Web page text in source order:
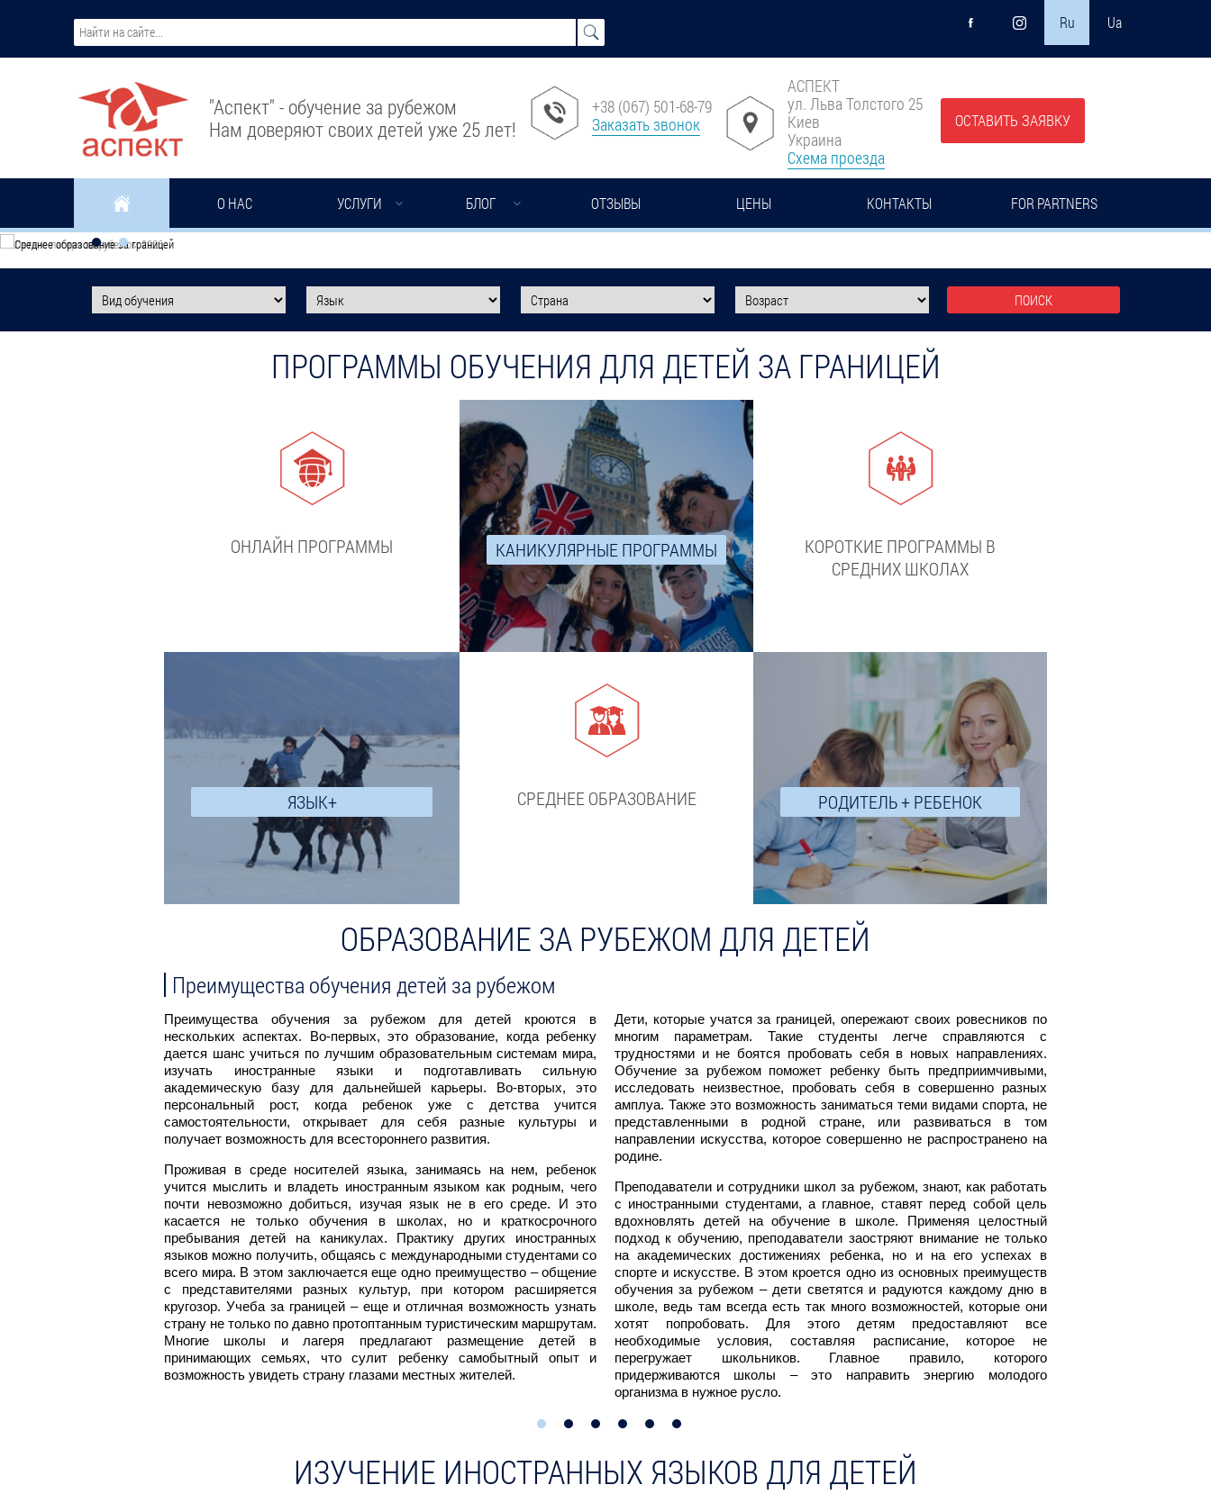
Ru Ua
"Аспект" - обучение за рубежом
Нам доверяют своих детей уже 25 лет!
+38 (067) 501-68-79
Заказать звонок
АСПЕКТ
ул. Льва Толстого 25
Киев
Украина
Схема проезда
ОСТАВИТЬ ЗАЯВКУ
О НАС УСЛУГИ БЛОГ ОТЗЫВЫ ЦЕНЫ КОНТАКТЫ FOR PARTNERS
ПРОГРАММЫ ОБУЧЕНИЯ ДЛЯ ДЕТЕЙ ЗА ГРАНИЦЕЙ
ОНЛАЙН ПРОГРАММЫ КАНИКУЛЯРНЫЕ ПРОГРАММЫ
КОРОТКИЕ ПРОГРАММЫ В
СРЕДНИХ ШКОЛАХ
ЯЗЫК+ СРЕДНЕЕ ОБРАЗОВАНИЕ РОДИТЕЛЬ + РЕБЕНОК
ОБРАЗОВАНИЕ ЗА РУБЕЖОМ ДЛЯ ДЕТЕЙ
Преимущества обучения детей за рубежом
Преимущества обучения за рубежом для детей кроются в
нескольких аспектах. Во-первых, это образование, когда ребенку
дается шанс учиться по лучшим образовательным системам мира,
изучать иностранные языки и подготавливать сильную
академическую базу для дальнейшей карьеры. Во-вторых, это
персональный рост, когда ребенок уже с детства учится
самостоятельности, открывает для себя разные культуры и
получает возможность для всестороннего развития.
Проживая в среде носителей языка, занимаясь на нем, ребенок
учится мыслить и владеть иностранным языком как родным, чего
почти невозможно добиться, изучая язык не в его среде. И это
касается не только обучения в школах, но и краткосрочного
пребывания детей на каникулах. Практику других иностранных
языков можно получить, общаясь с международными студентами со
всего мира. В этом заключается еще одно преимущество – общение
с представителями разных культур, при котором расширяется
кругозор. Учеба за границей – еще и отличная возможность узнать
страну не только по давно протоптанным туристическим маршрутам.
Многие школы и лагеря предлагают размещение детей в
принимающих семьях, что сулит ребенку самобытный опыт и
возможность увидеть страну глазами местных жителей.
Дети, которые учатся за границей, опережают своих ровесников по
многим параметрам. Такие студенты легче справляются с
трудностями и не боятся пробовать себя в новых направлениях.
Обучение за рубежом поможет ребенку быть предприимчивыми,
исследовать неизвестное, пробовать себя в совершенно разных
амплуа. Также это возможность заниматься теми видами спорта, не
представленными в родной стране, или развиваться в том
направлении искусства, которое совершенно не распространено на
родине.
Преподаватели и сотрудники школ за рубежом, знают, как работать
с иностранными студентами, а главное, ставят перед собой цель
вдохновлять детей на обучение в школе. Применяя целостный
подход к обучению, преподаватели заостряют внимание не только
на академических достижениях ребенка, но и на его успехах в
спорте и искусстве. В этом кроется одно из основных преимуществ
обучения за рубежом – дети светятся и радуются каждому дню в
школе, ведь там всегда есть так много возможностей, которые они
хотят попробовать. Для этого детям предоставляют все
необходимые условия, составляя расписание, которое не
перегружает школьников. Главное правило, которого
придерживаются школы – это направить энергию молодого
организма в нужное русло.
ИЗУЧЕНИЕ ИНОСТРАННЫХ ЯЗЫКОВ ДЛЯ ДЕТЕЙ